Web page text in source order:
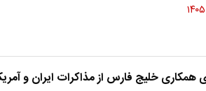
همکاری خلیج فارس از مذاکرات ایران و